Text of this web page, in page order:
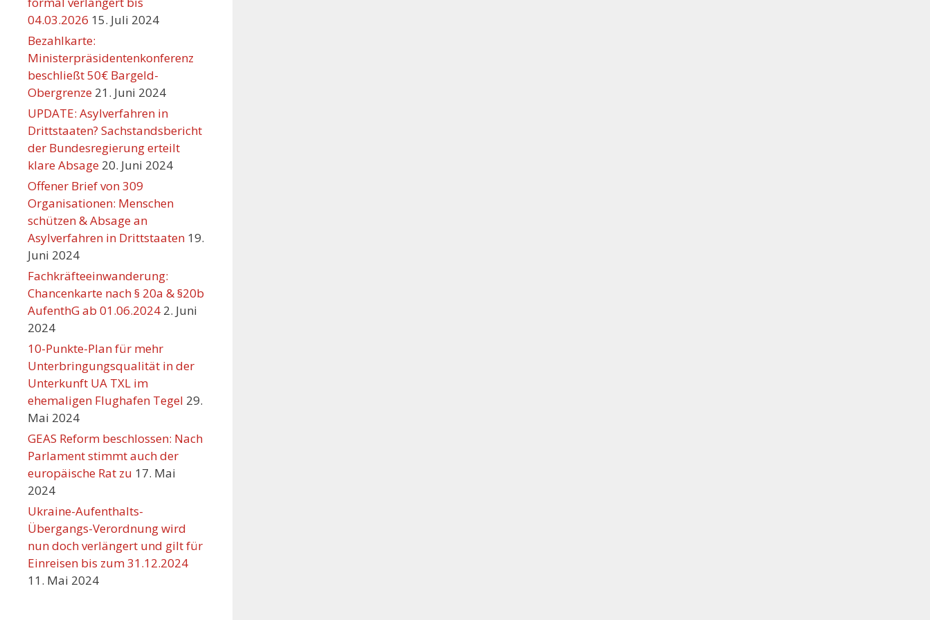
04.03.2026 15. Juli 2024
Bezahlkarte:
Ministerpräsidentenkonferenz
beschließt 50€ Bargeld-
Obergrenze 21. Juni 2024
UPDATE: Asylverfahren in
Drittstaaten? Sachstandsbericht
der Bundesregierung erteilt
klare Absage 20. Juni 2024
Offener Brief von 309
Organisationen: Menschen
schützen & Absage an
Asylverfahren in Drittstaaten 19.
Juni 2024
Fachkräfteeinwanderung:
Chancenkarte nach § 20a & §20b
AufenthG ab 01.06.2024 2. Juni
2024
10-Punkte-Plan für mehr
Unterbringungsqualität in der
Unterkunft UA TXL im
ehemaligen Flughafen Tegel 29.
Mai 2024
GEAS Reform beschlossen: Nach
Parlament stimmt auch der
europäische Rat zu 17. Mai
2024
Ukraine-Aufenthalts-
Übergangs-Verordnung wird
nun doch verlängert und gilt für
Einreisen bis zum 31.12.2024
11. Mai 2024